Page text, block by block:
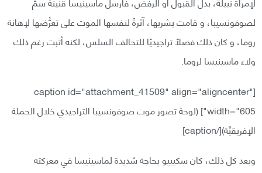
لصوفونسيبا، و قامت بشربها، آثرةً لنفسها الموت على تعرُّضها لإهانة
روما، و كان ذلك فصلًا تراجيديًا للتحالف السلس، لكنه أثبت رغم ذلك
ولاء ماسينيسا لروما.
[caption id="attachment_41509" align="aligncenter"
width="605"] (لوحة تصور موت صوفونسيبا التراجيدي خلال الحملة
الإفريقيَّة)[/caption]
وبعد كل ذلك، كان سكيبيو بحاجة شديدة لماسينيسا في معركته